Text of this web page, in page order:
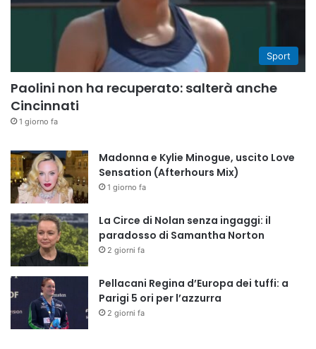
Sport
Paolini non ha recuperato: salterà anche
Cincinnati
1 giorno fa
Madonna e Kylie Minogue, uscito Love
Sensation (Afterhours Mix)
1 giorno fa
La Circe di Nolan senza ingaggi: il
paradosso di Samantha Norton
2 giorni fa
Pellacani Regina d’Europa dei tuffi: a
Parigi 5 ori per l’azzurra
2 giorni fa